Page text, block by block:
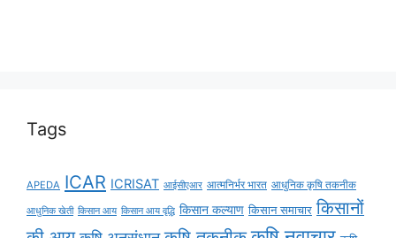
Tags
APEDA ICAR ICRISAT आईसीएआर आत्मनिर्भर भारत आधुनिक कृषि तकनीक
आधुनिक खेती किसान आय किसान आय वृद्धि किसान कल्याण किसान समाचार किसानों